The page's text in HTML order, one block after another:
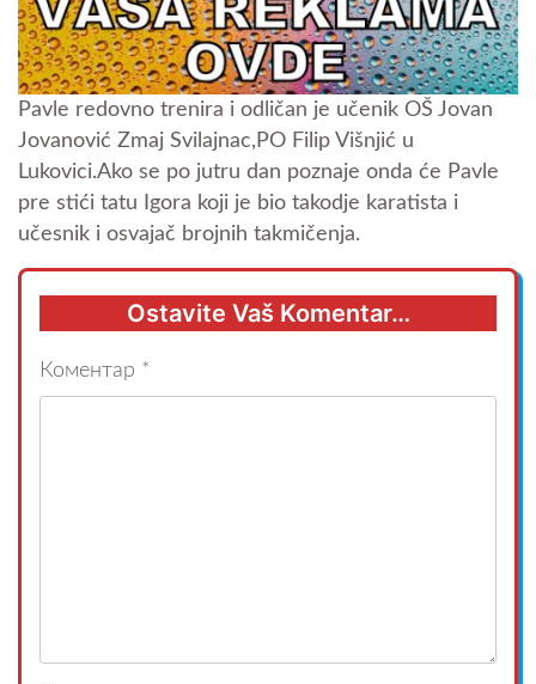
Pavle redovno trenira i odličan je učenik OŠ Jovan
Jovanović Zmaj Svilajnac,PO Filip Višnjić u
Lukovici.Ako se po jutru dan poznaje onda će Pavle
pre stići tatu Igora koji je bio takodje karatista i
učesnik i osvajač brojnih takmičenja.
Ostavite Vaš Komentar…
Коментар *